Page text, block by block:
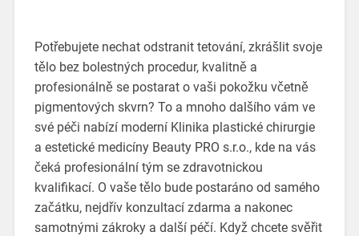
Potřebujete nechat odstranit tetování, zkrášlit svoje
tělo bez bolestných procedur, kvalitně a
profesionálně se postarat o vaši pokožku včetně
pigmentových skvrn? To a mnoho dalšího vám ve
své péči nabízí moderní Klinika plastické chirurgie
a estetické medicíny Beauty PRO s.r.o., kde na vás
čeká profesionální tým se zdravotnickou
kvalifikací. O vaše tělo bude postaráno od samého
začátku, nejdřív konzultací zdarma a nakonec
samotnými zákroky a další péčí. Když chcete svěřit